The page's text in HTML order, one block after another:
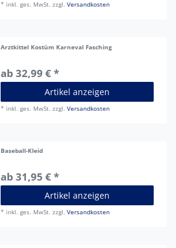
* inkl. ges. MwSt. zzgl.Versandkosten
Arztkittel Kostüm Karneval Fasching
ab 32,99 € *
Artikel anzeigen
* inkl. ges. MwSt. zzgl.Versandkosten
Baseball-Kleid
ab 31,95 € *
Artikel anzeigen
* inkl. ges. MwSt. zzgl.Versandkosten